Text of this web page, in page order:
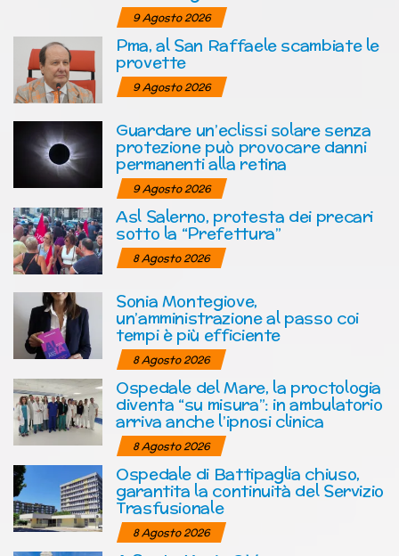
9 Agosto 2026
Pma, al San Raffaele scambiate le
provette
9 Agosto 2026
Guardare un’eclissi solare senza
protezione può provocare danni
permanenti alla retina
9 Agosto 2026
Asl Salerno, protesta dei precari
sotto la “Prefettura”
8 Agosto 2026
Sonia Montegiove,
un’amministrazione al passo coi
tempi è più efficiente
8 Agosto 2026
Ospedale del Mare, la proctologia
diventa “su misura”: in ambulatorio
arriva anche l’ipnosi clinica
8 Agosto 2026
Ospedale di Battipaglia chiuso,
garantita la continuità del Servizio
Trasfusionale
8 Agosto 2026